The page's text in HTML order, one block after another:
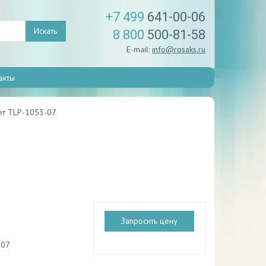
Искать
+7 499 641-00-06
8 800 500-81-58
E-mail: info@rosaks.ru
TLP-1053-07
Запросить цену